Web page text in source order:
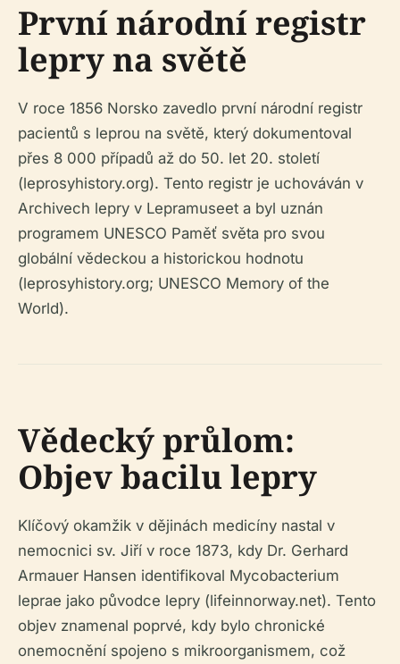
První národní registr
lepry na světě
V roce 1856 Norsko zavedlo první národní registr
pacientů s leprou na světě, který dokumentoval
přes 8 000 případů až do 50. let 20. století
(leprosyhistory.org). Tento registr je uchováván v
Archivech lepry v Lepramuseet a byl uznán
programem UNESCO Paměť světa pro svou
globální vědeckou a historickou hodnotu
(leprosyhistory.org; UNESCO Memory of the
World).
Vědecký průlom:
Objev bacilu lepry
Klíčový okamžik v dějinách medicíny nastal v
nemocnici sv. Jiří v roce 1873, kdy Dr. Gerhard
Armauer Hansen identifikoval Mycobacterium
leprae jako původce lepry (lifeinnorway.net). Tento
objev znamenal poprvé, kdy bylo chronické
onemocnění spojeno s mikroorganismem, což